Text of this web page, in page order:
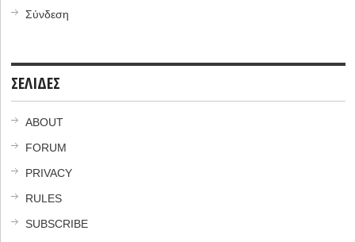
Σύνδεση
ΣΕΛΙΔΕΣ
ABOUT
FORUM
PRIVACY
RULES
SUBSCRIBE